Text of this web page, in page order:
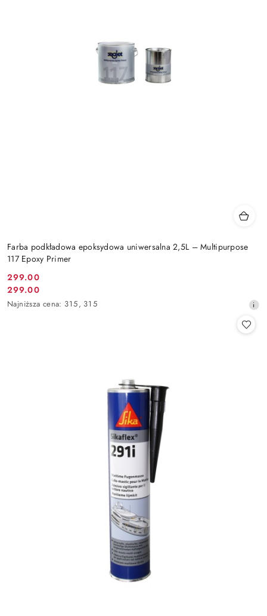
Farba podkładowa epoksydowa uniwersalna 2,5L – Multipurpose
117 Epoxy Primer
Cena
promocyjna:
299.00
Cena
promocyjna:
299.00
Najniższa
Najniższa cena: 315, 315